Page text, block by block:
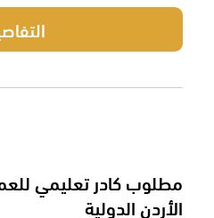
مطلوب كادر تعليمي
الأردن الدولية